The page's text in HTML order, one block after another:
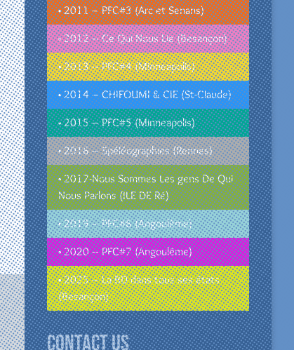
• 2011 – PFC#3 (Arc et Senans)
• 2012 – Ce Qui Nous Lie (Besançon)
• 2013 – PFC#4 (Minneapolis)
• 2014 – CHIFOUMI & CIE (St-Claude)
• 2015 – PFC#5 (Minneapolis)
• 2016 – Spéléographies (Rennes)
• 2017-Nous Sommes Les gens De Qui
Nous Parlons (ILE DE Ré)
• 2019 – PFC#6 (Angoulême)
• 2020 – PFC#7 (Angoulême)
• 2025 – La BD dans tous ses états
(Besançon)
Contact us